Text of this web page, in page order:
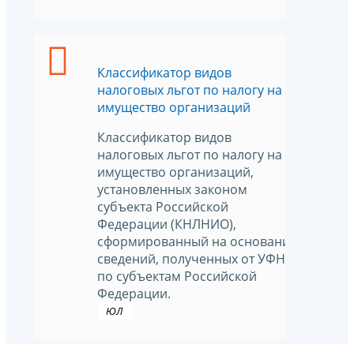
Классификатор видов
налоговых льгот по налогу на
имущество организаций
Классификатор видов
налоговых льгот по налогу на
имущество организаций,
установленных законом
субъекта Российской
Федерации (КНЛНИО),
сформированный на основании
сведений, полученных от УФНС
по субъектам Российской
Федерации.
ЮЛ